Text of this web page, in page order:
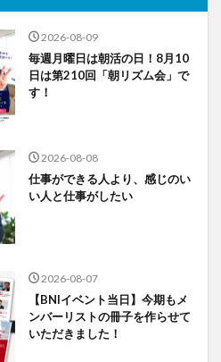
2026-08-09
毎週月曜日は朝活の日！8月10
日は第210回「朝リズム会」で
す！
2026-08-08
仕事ができる人より、感じのい
い人と仕事がしたい
2026-08-07
【BNIイベント当日】今期もメ
ンバーリストの冊子を作らせて
いただきました！